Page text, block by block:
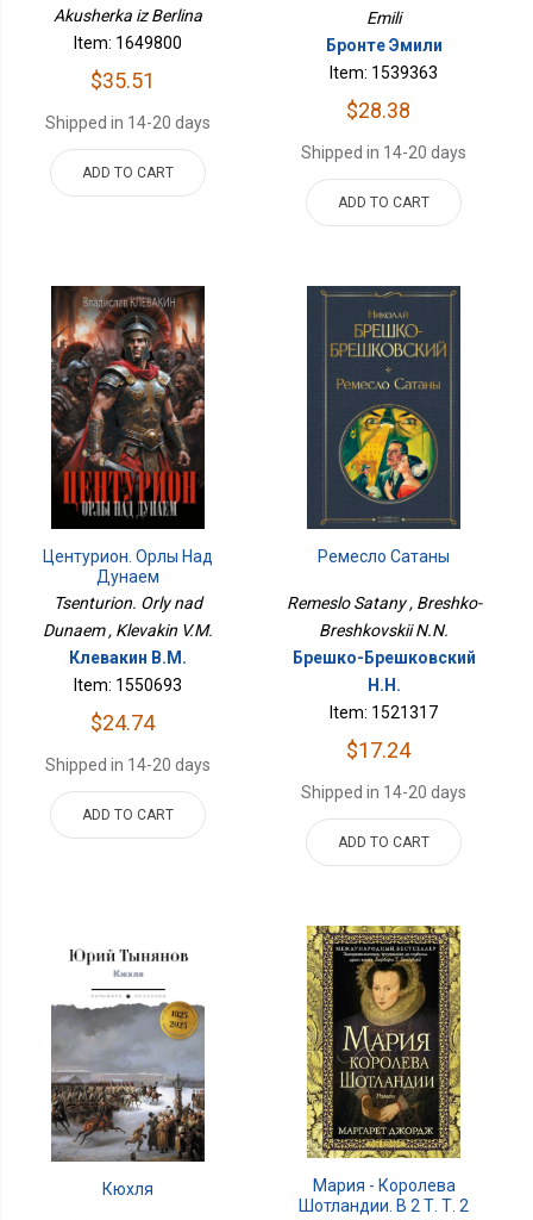
Akusherka iz Berlina
Item: 1649800
$35.51
Shipped in 14-20 days
ADD TO CART
Emili
Бронте Эмили
Item: 1539363
$28.38
Shipped in 14-20 days
ADD TO CART
Центурион. Орлы Над
Дунаем
Tsenturion. Orly nad
Dunaem , Klevakin V.M.
Клевакин В.М.
Item: 1550693
$24.74
Shipped in 14-20 days
ADD TO CART
Ремесло Сатаны
Remeslo Satany , Breshko-
Breshkovskii N.N.
Брешко-Брешковский
Н.Н.
Item: 1521317
$17.24
Shipped in 14-20 days
ADD TO CART
Кюхля
Мария - Королева
Шотландии. В 2 Т. Т. 2